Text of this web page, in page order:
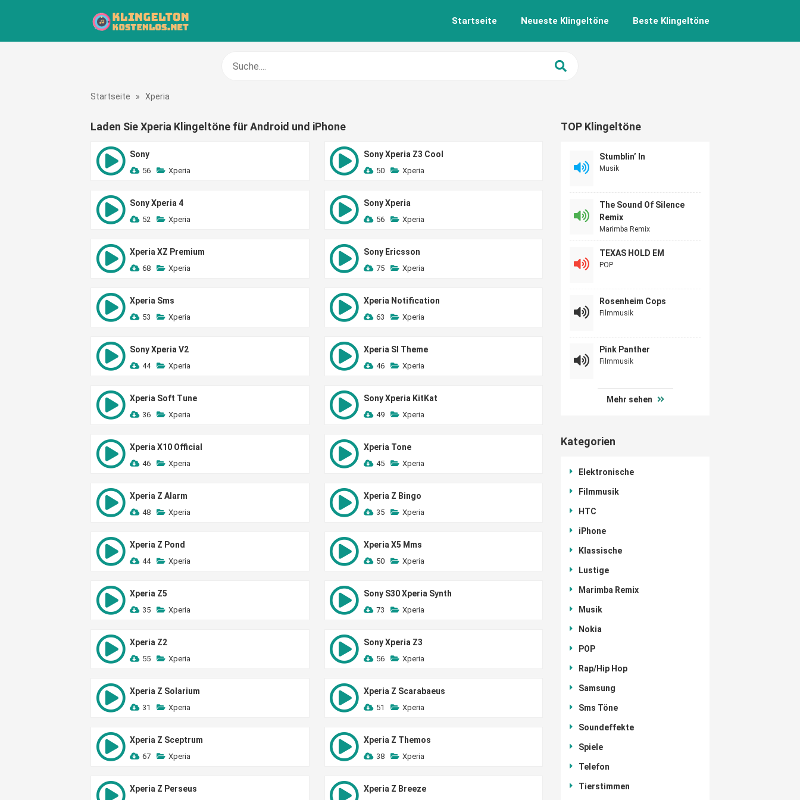
Startseite Neueste Klingeltöne Beste Klingeltöne
Startseite » Xperia
Laden Sie Xperia Klingeltöne für Android und iPhone
Sony
56 Xperia
Sony Xperia Z3 Cool
50 Xperia
Sony Xperia 4
52 Xperia
Sony Xperia
56 Xperia
Xperia XZ Premium
68 Xperia
Sony Ericsson
75 Xperia
Xperia Sms
53 Xperia
Xperia Notification
63 Xperia
Sony Xperia V2
44 Xperia
Xperia Sl Theme
46 Xperia
Xperia Soft Tune
36 Xperia
Sony Xperia KitKat
49 Xperia
Xperia X10 Official
46 Xperia
Xperia Tone
45 Xperia
Xperia Z Alarm
48 Xperia
Xperia Z Bingo
35 Xperia
Xperia Z Pond
44 Xperia
Xperia X5 Mms
50 Xperia
Xperia Z5
35 Xperia
Sony S30 Xperia Synth
73 Xperia
Xperia Z2
55 Xperia
Sony Xperia Z3
56 Xperia
Xperia Z Solarium
31 Xperia
Xperia Z Scarabaeus
51 Xperia
Xperia Z Sceptrum
67 Xperia
Xperia Z Themos
38 Xperia
Xperia Z Perseus Xperia Z Breeze
TOP Klingeltöne
Stumblin’ In
Musik
The Sound Of Silence
Remix
Marimba Remix
TEXAS HOLD EM
POP
Rosenheim Cops
Filmmusik
Pink Panther
Filmmusik
Mehr sehen
Kategorien
Elektronische
Filmmusik
HTC
iPhone
Klassische
Lustige
Marimba Remix
Musik
Nokia
POP
Rap/Hip Hop
Samsung
Sms Töne
Soundeffekte
Spiele
Telefon
Tierstimmen